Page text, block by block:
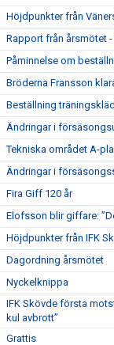
Höjdpunkter från
Rapport från årsmötet
Påminnelse om
Bröderna Fransson
Beställning
Ändringar i
Tekniska området A-
Ändringar i
Fira Giff 120 år
Elofsson blir giffare:
Höjdpunkter från IFK
Dagordning årsmötet
Nyckelknippa
IFK Skövde första
kul avbrott”
Grattis